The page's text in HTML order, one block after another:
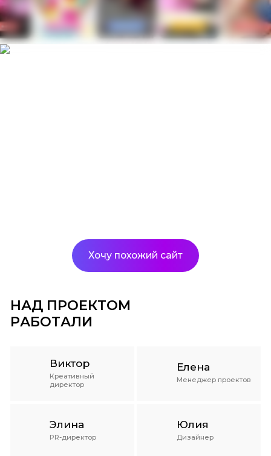
Хочу похожий сайт
НАД ПРОЕКТОМ
РАБОТАЛИ
Виктор
Креативный
директор
Елена
Менеджер проектов
Элина
PR-директор
Юлия
Дизайнер